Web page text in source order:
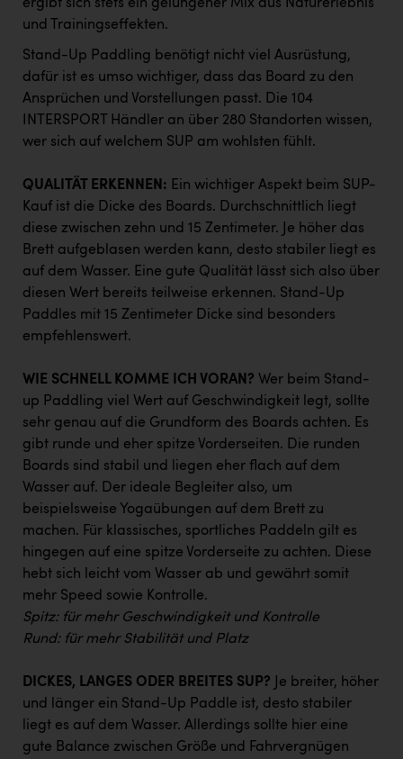
REMAX
RE/MAX Welcome
Resch&Frisch
RUBBLE MASTER
SCRI - Salzburg Cancer Research Institute
SCHMACHTL GmbH
Schwingshandl - automation technology gmbh
Seher + Partner
Smurfit Westrock Nettingsdorf
TGW Logistics
TRAILOMAT & Cycling Austria
VERITAS
Vier Diamanten
Vorlagenportal
Wir besiegen Krebs
Wirtschaftskammer OÖ
ZGONC
Österreichisches Hebammengremium
ergibt sich stets ein gelungener Mix aus Naturerlebnis
und Trainingseffekten.
Stand-Up Paddling benötigt nicht viel Ausrüstung,
dafür ist es umso wichtiger, dass das Board zu den
Ansprüchen und Vorstellungen passt. Die 104
INTERSPORT Händler an über 280 Standorten wissen,
wer sich auf welchem SUP am wohlsten fühlt.
QUALITÄT ERKENNEN: Ein wichtiger Aspekt beim SUP-
Kauf ist die Dicke des Boards. Durchschnittlich liegt
diese zwischen zehn und 15 Zentimeter. Je höher das
Brett aufgeblasen werden kann, desto stabiler liegt es
auf dem Wasser. Eine gute Qualität lässt sich also über
diesen Wert bereits teilweise erkennen. Stand-Up
Paddles mit 15 Zentimeter Dicke sind besonders
empfehlenswert.
WIE SCHNELL KOMME ICH VORAN? Wer beim Stand-
up Paddling viel Wert auf Geschwindigkeit legt, sollte
sehr genau auf die Grundform des Boards achten. Es
gibt runde und eher spitze Vorderseiten. Die runden
Boards sind stabil und liegen eher flach auf dem
Wasser auf. Der ideale Begleiter also, um
beispielsweise Yogaübungen auf dem Brett zu
machen. Für klassisches, sportliches Paddeln gilt es
hingegen auf eine spitze Vorderseite zu achten. Diese
hebt sich leicht vom Wasser ab und gewährt somit
mehr Speed sowie Kontrolle.
Spitz: für mehr Geschwindigkeit und Kontrolle
Rund: für mehr Stabilität und Platz
DICKES, LANGES ODER BREITES SUP?
Je breiter, höher
und länger ein Stand-Up Paddle ist, desto stabiler
liegt es auf dem Wasser. Allerdings sollte hier eine
gute Balance zwischen Größe und Fahrvergnügen